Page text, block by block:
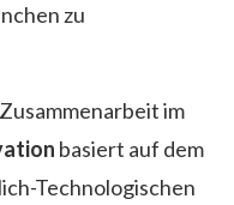
zu
im
basiert auf dem
Technologischen